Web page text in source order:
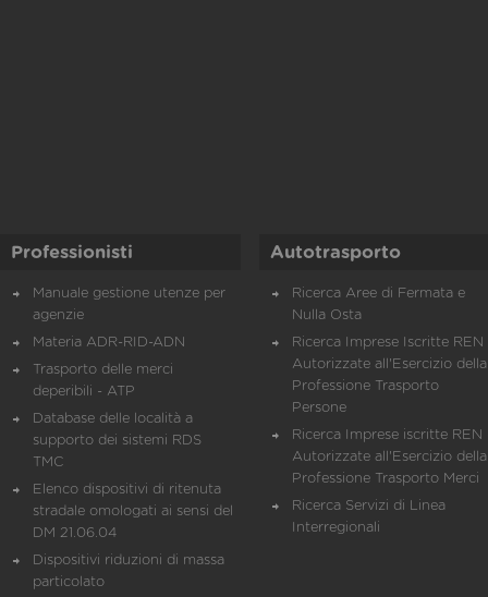
Professionisti
Manuale gestione utenze per
agenzie
Materia ADR-RID-ADN
Trasporto delle merci
deperibili - ATP
Database delle località a
supporto dei sistemi RDS
TMC
Elenco dispositivi di ritenuta
stradale omologati ai sensi del
DM 21.06.04
Dispositivi riduzioni di massa
particolato
Autotrasporto
Ricerca Aree di Fermata e
Nulla Osta
Ricerca Imprese Iscritte REN
Autorizzate all'Esercizio della
Professione Trasporto
Persone
Ricerca Imprese iscritte REN
Autorizzate all'Esercizio della
Professione Trasporto Merci
Ricerca Servizi di Linea
Interregionali